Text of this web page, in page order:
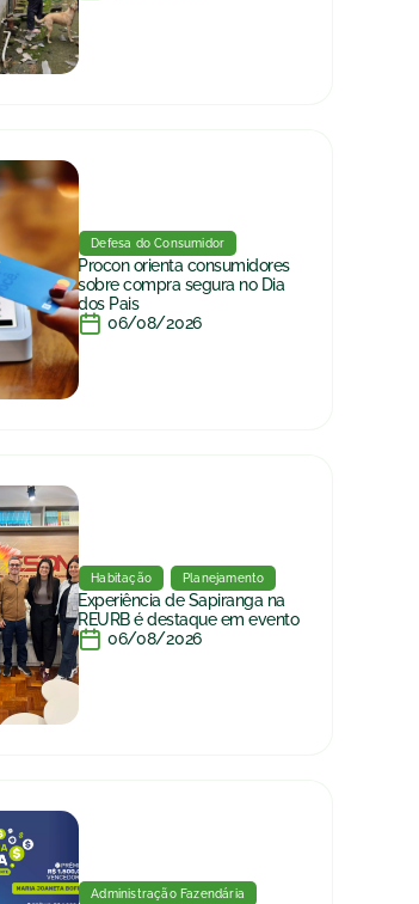
Defesa do Consumidor
Procon orienta consumidores
sobre compra segura no Dia
dos Pais
06/08/2026
Habitação Planejamento
Experiência de Sapiranga na
REURB é destaque em evento
06/08/2026
Administração Fazendária